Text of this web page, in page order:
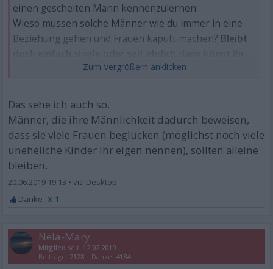
einen gescheiten Mann kennenzulernen.
Wieso müssen solche Männer wie du immer in eine
Beziehung gehen und Frauen kaputt machen? Bleibt
es treiben mit wem ihr wollt.
Problem mit sich selbst haben.
Erbärmlich.
Das sehe ich auch so.
Männer, die ihre Männlichkeit dadurch beweisen,
dass sie viele Frauen beglücken (möglichst noch viele
uneheliche Kinder ihr eigen nennen), sollten alleine
bleiben.
20.06.2019 19:13 •
x 1
Nela-Mary
Mitglied seit: 12.02.2019
Beiträge: 2128 Danke: 4184